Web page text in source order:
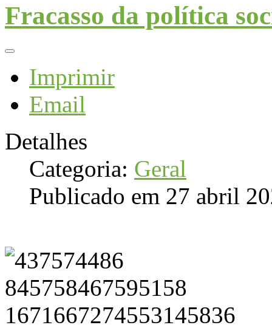
Fracasso da política
Imprimir
Email
Detalhes
Categoria: Geral
Publicado em 27 abril